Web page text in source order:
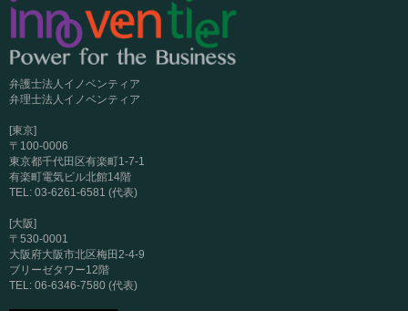
弁護士法人イノベンティア
弁理士法人イノベンティア
[東京]
〒100-0006
東京都千代田区有楽町1-7-1
有楽町電気ビル北館14階
TEL: 03-6261-6581 (代表)
[大阪]
〒530-0001
大阪府大阪市北区梅田2-4-9
ブリーゼタワー12階
TEL: 06-6346-7580 (代表)